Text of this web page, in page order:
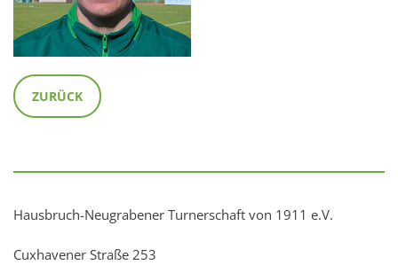
ZURÜCK
Hausbruch-Neugrabener Turnerschaft von 1911 e.V.
Cuxhavener Straße 253